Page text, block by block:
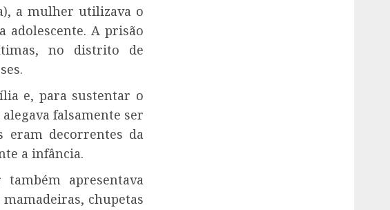
a mulher utilizava o
adolescente. A prisão
no distrito de
e, para sustentar o
falsamente ser
eram decorrentes da
a infância.
apresentava
chupetas